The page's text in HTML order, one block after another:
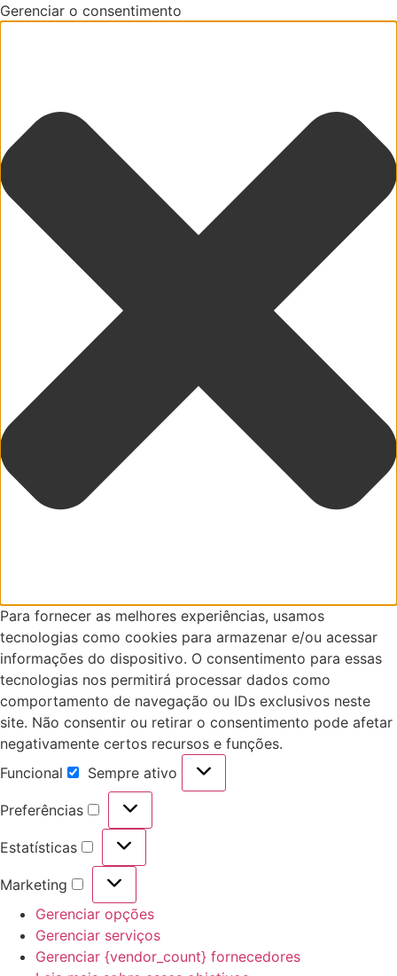
Gerenciar o consentimento
Para fornecer as melhores experiências, usamos
tecnologias como cookies para armazenar e/ou acessar
informações do dispositivo. O consentimento para essas
tecnologias nos permitirá processar dados como
comportamento de navegação ou IDs exclusivos neste
site. Não consentir ou retirar o consentimento pode afetar
negativamente certos recursos e funções.
Funcional
Funcional
Sempre ativo
Preferências
Preferências
Estatísticas
Estatísticas
Marketing
Marketing
Gerenciar opções
Gerenciar serviços
Gerenciar {vendor_count} fornecedores